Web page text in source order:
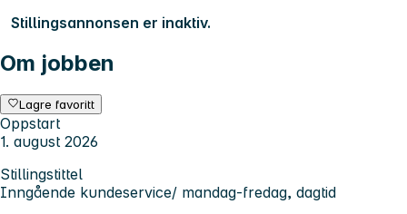
Stillingsannonsen er inaktiv.
Om jobben
Lagre favoritt
Oppstart
1. august 2026
Stillingstittel
Inngående kundeservice/ mandag-fredag, dagtid